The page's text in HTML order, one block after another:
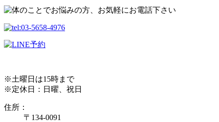
※土曜日は15時まで
※定休日：日曜、祝日
住所：
〒134-0091